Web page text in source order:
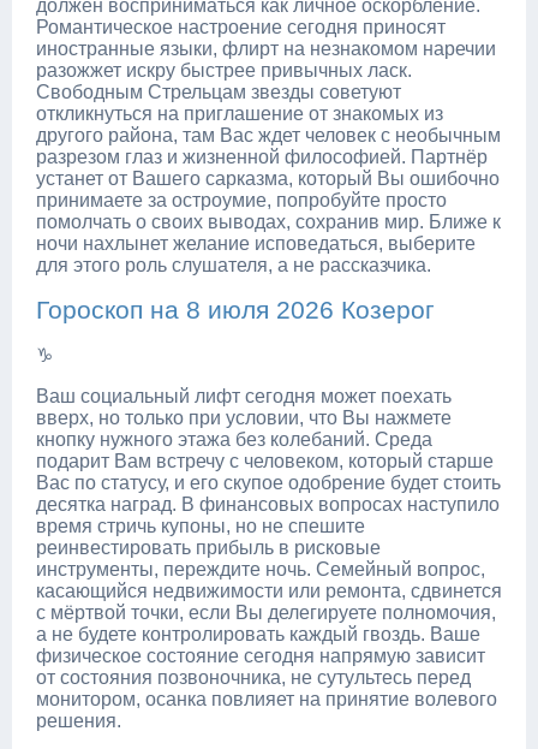
должен восприниматься как личное оскорбление.
Романтическое настроение сегодня приносят
иностранные языки, флирт на незнакомом наречии
разожжет искру быстрее привычных ласк.
Свободным Стрельцам звезды советуют
откликнуться на приглашение от знакомых из
другого района, там Вас ждет человек с необычным
разрезом глаз и жизненной философией. Партнёр
устанет от Вашего сарказма, который Вы ошибочно
принимаете за остроумие, попробуйте просто
помолчать о своих выводах, сохранив мир. Ближе к
ночи нахлынет желание исповедаться, выберите
для этого роль слушателя, а не рассказчика.
Гороскоп на 8 июля 2026 Козерог
♑
Ваш социальный лифт сегодня может поехать
вверх, но только при условии, что Вы нажмете
кнопку нужного этажа без колебаний. Среда
подарит Вам встречу с человеком, который старше
Вас по статусу, и его скупое одобрение будет стоить
десятка наград. В финансовых вопросах наступило
время стричь купоны, но не спешите
реинвестировать прибыль в рисковые
инструменты, переждите ночь. Семейный вопрос,
касающийся недвижимости или ремонта, сдвинется
с мёртвой точки, если Вы делегируете полномочия,
а не будете контролировать каждый гвоздь. Ваше
физическое состояние сегодня напрямую зависит
от состояния позвоночника, не сутультесь перед
монитором, осанка повлияет на принятие волевого
решения.